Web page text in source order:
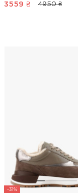
3559 ₴ 4950 ₴
-31%